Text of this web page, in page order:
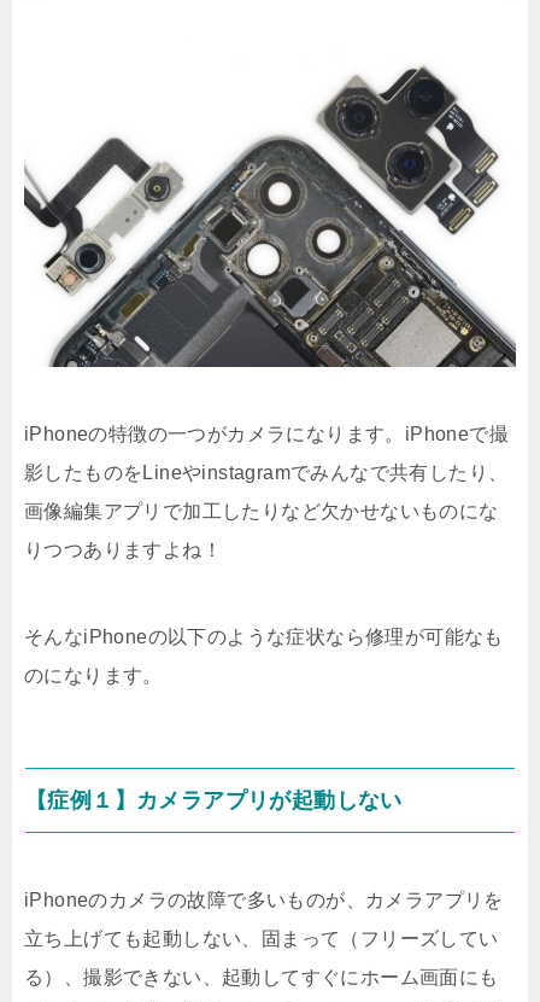
iPhoneの特徴の一つがカメラになります。iPhoneで撮
影したものをLineやinstagramでみんなで共有したり、
画像編集アプリで加工したりなど欠かせないものにな
りつつありますよね！
そんなiPhoneの以下のような症状なら修理が可能なも
のになります。
【症例１】カメラアプリが起動しない
iPhoneのカメラの故障で多いものが、カメラアプリを
立ち上げても起動しない、固まって（フリーズしてい
る）、撮影できない、起動してすぐにホーム画面にも